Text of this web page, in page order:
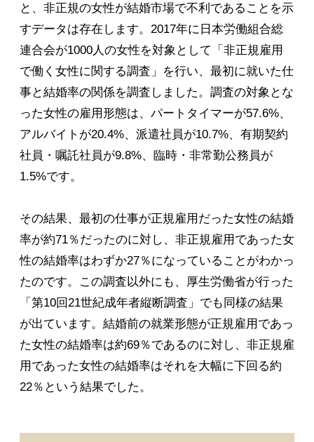
と、非正規の女性が結婚市場で不利であることを示
すデータは存在します。2017年に日本労働組合総
連合会が1000人の女性を対象として「非正規雇用
で働く女性に関する調査」を行い、最初に就いた仕
事と結婚率の関係を調査しました。調査の対象とな
った女性の雇用形態は、パートタイマーが57.6%、
アルバイトが20.4%、派遣社員が10.7%、有期契約
社員・嘱託社員が9.8%、臨時・非常勤公務員が
1.5%です。
その結果、最初の仕事が正規雇用だった女性の結婚
率が約71％だったのに対し、非正規雇用であった女
性の結婚率はわずか27％になっていることがわかっ
たのです。この調査以外にも、厚生労働省が行った
「第10回21世紀成年者縦断調査」でも同様の結果
が出ています。結婚前の就業形態が正規雇用であっ
た女性の結婚率は約69％であるのに対し、非正規雇
用であった女性の結婚率はそれを大幅に下回る約
22％という結果でした。